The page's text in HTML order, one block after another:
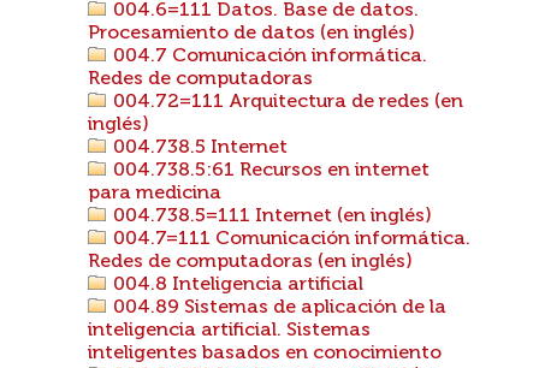
004.6=111 Datos. Base de datos.
Procesamiento de datos (en inglés)
004.7 Comunicación informática.
Redes de computadoras
004.72=111 Arquitectura de redes (en
inglés)
004.738.5 Internet
004.738.5:61 Recursos en internet
para medicina
004.738.5=111 Internet (en inglés)
004.7=111 Comunicación informática.
Redes de computadoras (en inglés)
004.8 Inteligencia artificial
004.89 Sistemas de aplicación de la
inteligencia artificial. Sistemas
inteligentes basados en conocimiento